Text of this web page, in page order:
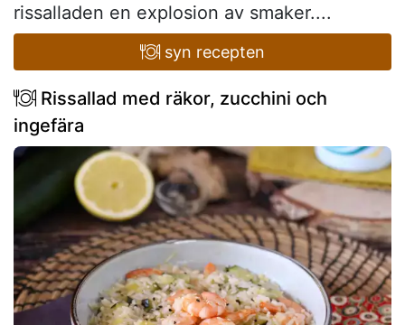
rissalladen en explosion av smaker....
syn recepten
Rissallad med räkor, zucchini och
ingefära